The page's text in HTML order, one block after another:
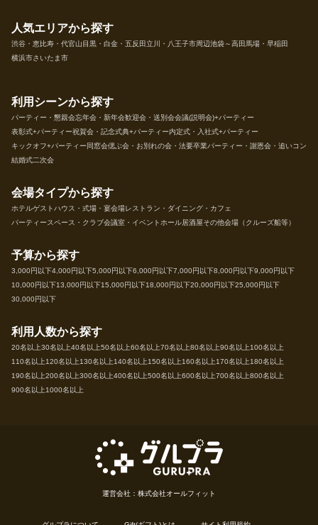
人気エリアから探す
渋谷・恵比寿・代官山目黒・白金・五反田立川・八王子市周辺池袋～高田馬場・早稲田
横浜市さいたま市
利用シーンから探す
パーティー・懇親会忘年会・新年会歓迎会・送別会会議(説明会)+パーティー
表彰式+パーティー祝賀会・記念式典+パーティー内定式・入社式+パーティー
キックオフ+パーティー 同窓会偲ぶ会・お別れの会・法要卒業パーティー・謝恩会・追いコン
結婚式二次会
会場タイプから探す
ホテルゲストハウス・式場・宴会場レストラン・ダイニング・カフェ
パーティースペース・クラブ会議室・イベントホール居酒屋その他会場（クルーズ船等）
予算から探す
3,000円以下4,000円以下5,000円以下6,000円以下7,000円以下8,000円以下9,000円以下
10,000円以下13,000円以下15,000円以下18,000円以下20,000円以下25,000円以下
30,000円以下
利用人数から探す
20名以上30名以上40名以上50名以上60名以上70名以上80名以上90名以上100名以上
110名以上120名以上130名以上140名以上150名以上160名以上170名以上180名以上
190名以上200名以上300名以上400名以上500名以上600名以上700名以上800名以上
900名以上1000名以上
運営会社：株式会社オールフィット